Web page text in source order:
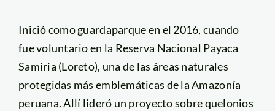
Inició como guardaparque en el 2016, cuando
fue voluntario en la Reserva Nacional Payaca
Samiria (Loreto), una de las áreas naturales
protegidas más emblemáticas de la Amazonía
peruana. Allí lideró un proyecto sobre quelonios